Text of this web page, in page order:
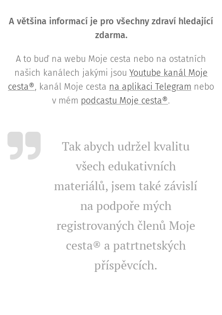
A většina informací je pro všechny zdraví hledající
zdarma.
A to buď na webu Moje cesta nebo na ostatních
našich kanálech jakými jsou Youtube kanál Moje
cesta®, kanál Moje cesta na aplikaci Telegram nebo
v mém podcastu Moje cesta®.
Tak abych udržel kvalitu
všech edukativních
materiálů, jsem také závislí
na podpoře mých
registrovaných členů Moje
cesta® a patrtnetských
příspěvcích.